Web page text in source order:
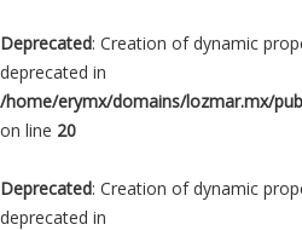
Deprecated: Creation of dynamic
deprecated in
/home/erymx/domains/lozmar.mx/
on line 20
Deprecated: Creation of dynamic
deprecated in